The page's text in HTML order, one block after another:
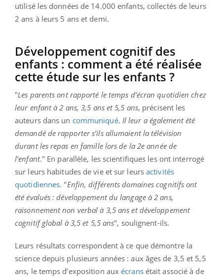
utilisé les données de 14.000 enfants, collectés de leurs
2 ans à leurs 5 ans et demi.
Développement cognitif des
enfants : comment a été réalisée
cette étude sur les enfants ?
"Les parents ont rapporté le temps d’écran quotidien chez
leur enfant à 2 ans, 3,5 ans et 5,5 ans, précisent les
auteurs dans un communiqué. Il leur a également été
demandé de rapporter s’ils allumaient la télévision
durant les repas en famille lors de la 2e année de
l’enfant." En parallèle, les scientifiques les ont interrogé
sur leurs habitudes de vie et sur leursactivités
quotidiennes. "Enfin, différents domaines cognitifs ont
été évalués : développement du langage à 2 ans,
raisonnement non verbal à 3,5 ans et développement
cognitif global à 3,5 et 5,5 ans", soulignent-ils.
Leurs résultats correspondent à ce que démontre la
science depuis plusieurs années : aux âges de 3,5 et 5,5
ans, le temps d’exposition auxécransétait associé à de